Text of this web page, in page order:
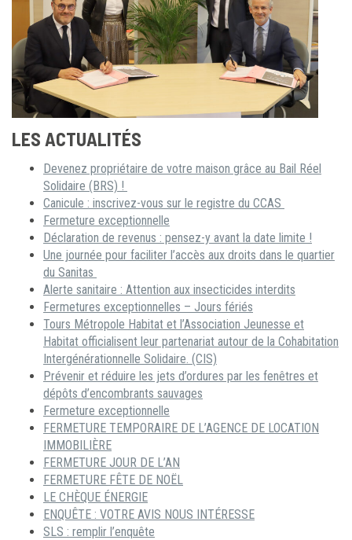
LES ACTUALITÉS
Devenez propriétaire de votre maison grâce au Bail Réel
Solidaire (BRS) !
Canicule : inscrivez-vous sur le registre du CCAS
Fermeture exceptionnelle
Déclaration de revenus : pensez-y avant la date limite !
Une journée pour faciliter l’accès aux droits dans le quartier
du Sanitas
Alerte sanitaire : Attention aux insecticides interdits
Fermetures exceptionnelles – Jours fériés
Tours Métropole Habitat et l’Association Jeunesse et
Habitat officialisent leur partenariat autour de la Cohabitation
Intergénérationnelle Solidaire. (CIS)
Prévenir et réduire les jets d’ordures par les fenêtres et
dépôts d’encombrants sauvages
Fermeture exceptionnelle
FERMETURE TEMPORAIRE DE L’AGENCE DE LOCATION
IMMOBILIÈRE
FERMETURE JOUR DE L’AN
FERMETURE FÊTE DE NOËL
LE CHÈQUE ÉNERGIE
ENQUÊTE : VOTRE AVIS NOUS INTÉRESSE
SLS : remplir l’enquête